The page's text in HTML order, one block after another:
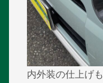
内外装の仕上げ